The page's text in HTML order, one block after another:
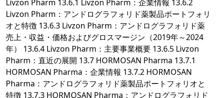
Livzon Pharm 13.6.1 Livzon Pharm：企業情報 13.6.2
Livzon Pharm：アンドログラフォリド薬製品ポートフォリ
オと特徴 13.6.3 Livzon Pharm：アンドログラフォリド薬
売上・収益・価格およびグロスマージン（2019年～2024
年） 13.6.4 Livzon Pharm：主要事業概要 13.6.5 Livzon
Pharm：直近の展開 13.7 HORMOSAN Pharma 13.7.1
HORMOSAN Pharma：企業情報 13.7.2 HORMOSAN
Pharma：アンドログラフォリド薬製品ポートフォリオと
特徴 13.7.3 HORMOSAN Pharma：アンドログラフォリド